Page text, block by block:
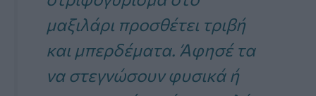
μαξιλάρι προσθέτει τριβή
και μπερδέματα. Άφησέ τα
να στεγνώσουν φυσικά ή